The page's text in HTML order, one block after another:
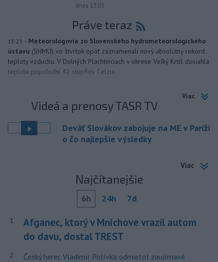
dnes 13:05
Práve teraz
15:25 - Meteorológovia zo Slovenského hydrometeorologického
ústavu (SHMÚ) vo štvrtok opäť zaznamenali nový absolútny rekord
teploty vzduchu. V Dolných Plachtinciach v okrese Veľký Krtíš dosiahla
teplota popoludní 42 stupňov Celzia.
Viac
Videá a prenosy TASR TV
Deväť Slovákov zabojuje na ME v Paríži
o čo najlepšie výsledky
Viac
Najčítanejšie
6h 24h 7d
1
Afganec, ktorý v Mníchove vrazil autom
do davu, dostal TREST
2
Český herec Vladimír Polívka odmietol zaujímavé